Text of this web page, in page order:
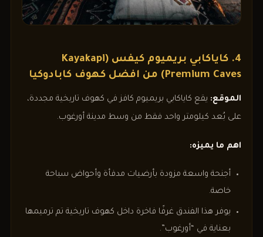
4. كاياكابي بريميوم كيفس (Kayakapi
Premium Caves) من افضل كهوف كابادوكيا
الموقع: يقع كاياكابي بريميوم كافز في كهوف تاريخية مجددة،
على بُعد كيلومتر واحد فقط من وسط مدينة أورغوب.
اهم ما يميزه:
أجنحة واسعة مزودة بأرضيات مدفأة وأحواض سباحة
خاصة.
يوفر هذا الفندق غرفًا فاخرة داخل كهوف تاريخية تم ترميمها
بعناية في “أورغوب”.